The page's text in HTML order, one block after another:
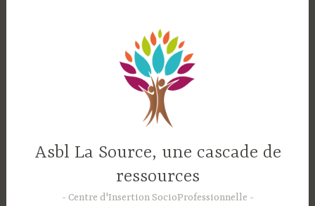
Asbl La Source, une cascade de
ressources
Centre d'Insertion SocioProfessionnelle